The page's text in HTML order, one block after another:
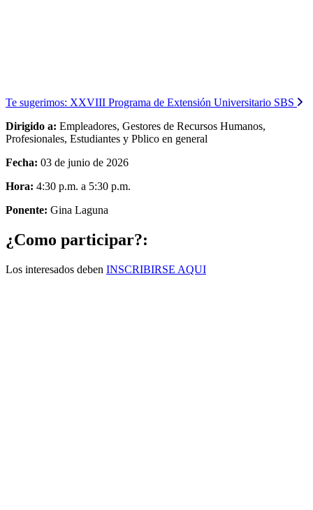
Te sugerimos: XXVIII Programa de Extensión Universitario SBS
Dirigido a: Empleadores, Gestores de Recursos Humanos,
Profesionales, Estudiantes y Pblico en general
Fecha: 03 de junio de 2026
Hora: 4:30 p.m. a 5:30 p.m.
Ponente: Gina Laguna
¿Como participar?:
Los interesados deben INSCRIBIRSE AQUI